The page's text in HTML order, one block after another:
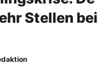
Stellen bei